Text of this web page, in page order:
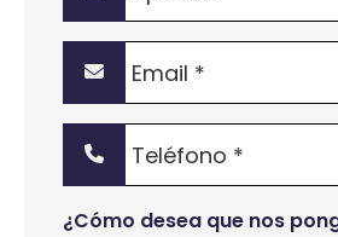
Teléfono
¿Cómo desea que nos